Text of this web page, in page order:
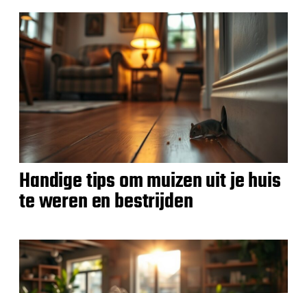
Handige tips om muizen uit je huis
te weren en bestrijden